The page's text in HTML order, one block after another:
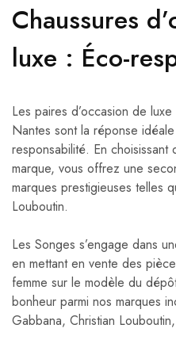
Chaussures
luxe : Éco-
Les paires d’occasion de
Nantes sont la réponse
responsabilité. En choisissant
marque, vous offrez une
marques prestigieuses telles
Louboutin.
Les Songes s’engage dans
en mettant en vente des
femme sur le modèle du
bonheur parmi nos marques
Gabbana, Christian